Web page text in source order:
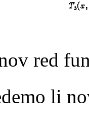
red
li